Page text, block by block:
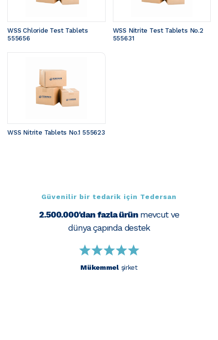
WSS Chloride Test Tablets
555656
WSS Nitrite Test Tablets No.2
555631
WSS Nitrite Tablets No.1 555623
Güvenilir bir tedarik için Tedersan
2.500.000'dan fazla ürünmevcut ve
dünya çapında destek
Mükemmelşirket